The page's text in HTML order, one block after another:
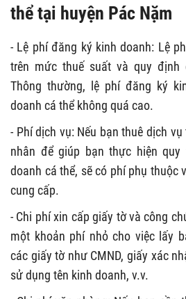
thể tại huyện Pác Nặm
- Lệ phí đăng ký kinh doanh: Lệ
trên mức thuế suất và quy định
Thông thường, lệ phí đăng ký
doanh cá thể không quá cao.
- Phí dịch vụ: Nếu bạn thuê dịch
nhân để giúp bạn thực hiện
doanh cá thể, sẽ có phí phụ thuộc
cung cấp.
- Chi phí xin cấp giấy tờ và công
một khoản phí nhỏ cho việc lấy
các giấy tờ như CMND, giấy xác
sử dụng tên kinh doanh, v.v.